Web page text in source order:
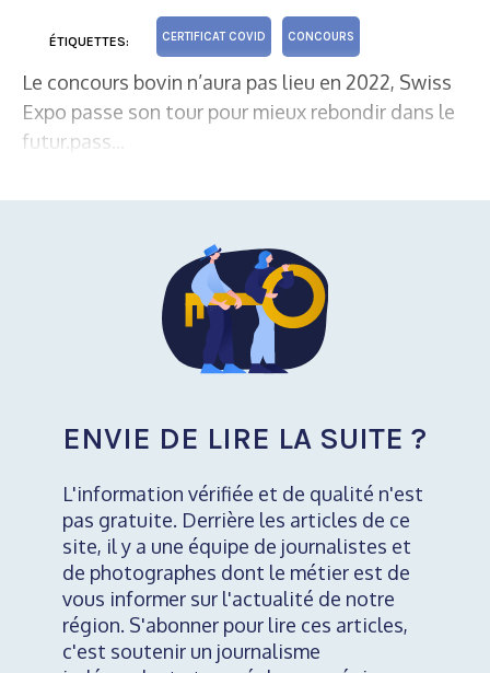
ÉTIQUETTES: CERTIFICAT COVID CONCOURS
Le concours bovin n’aura pas lieu en 2022, Swiss
Expo passe son tour pour mieux rebondir dans le
futur.pass...
ENVIE DE LIRE LA SUITE ?
L'information vérifiée et de qualité n'est
pas gratuite. Derrière les articles de ce
site, il y a une équipe de journalistes et
de photographes dont le métier est de
vous informer sur l'actualité de notre
région. S'abonner pour lire ces articles,
c'est soutenir un journalisme